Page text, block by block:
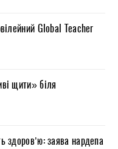
Global Teacher
щити» біля
здоров’ю: заява нардепа